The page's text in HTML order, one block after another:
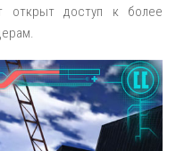
открыт доступ к более